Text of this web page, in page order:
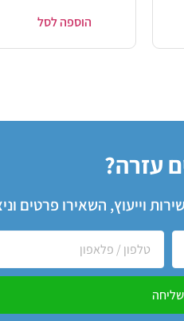
הוספה לסל
עזרה?
וייעוץ, השאירו פרטים
שליחה